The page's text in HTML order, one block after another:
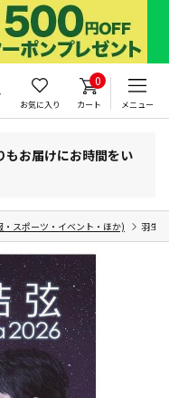
お気に入り
0
カート メニュー
もお届けにお時間をい
・スポーツ・イベント・ほか) 羽生